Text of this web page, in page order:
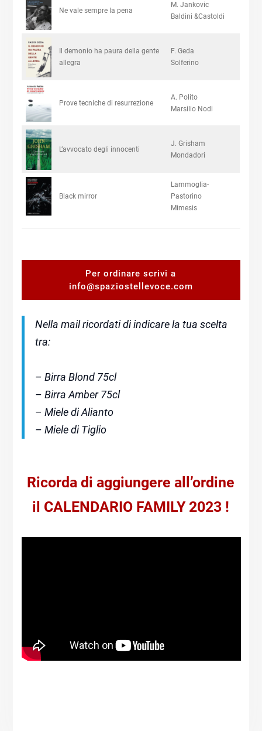
Ne vale sempre la pena
M. Jankovic
Baldini &Castoldi
Il demonio ha paura della gente
allegra
F. Geda
Solferino
Prove tecniche di resurrezione
A. Polito
Marsilio Nodi
L’avvocato degli innocenti
J. Grisham
Mondadori
Black mirror
Lammoglia-
Pastorino
Mimesis
Per ordinare scrivi a
info@spaziostellevoce.com
Nella mail ricordati di indicare la tua scelta
tra:
– Birra Blond 75cl
– Birra Amber 75cl
– Miele di Alianto
– Miele di Tiglio
Ricorda di aggiungere all’ordine
il CALENDARIO FAMILY 2023 !